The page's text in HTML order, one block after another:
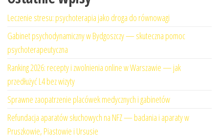
Leczenie stresu: psychoterapia jako droga do równowagi
Gabinet psychodynamiczny w Bydgoszczy — skuteczna pomoc
psychoterapeutyczna
Ranking 2026: recepty i zwolnienia online w Warszawie — jak
przedłużyć L4 bez wizyty
Sprawne zaopatrzenie placówek medycznych i gabinetów
Refundacja aparatów słuchowych na NFZ — badania i aparaty w
Pruszkowie, Piastowie i Ursusie